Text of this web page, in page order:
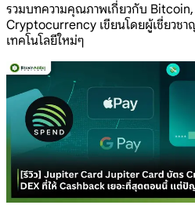
รวมบทความคุณภาพเกี่ยวกับ
Cryptocurrency เขียนโดยผู้เชี่ยวชา
เทคโนโลยีใหม่ๆ